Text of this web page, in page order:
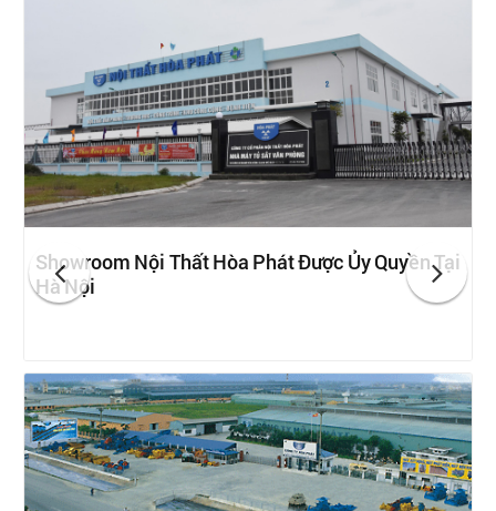
Showroom Nội Thất Hòa Phát Được Ủy Quyền Tại
Hà Nội